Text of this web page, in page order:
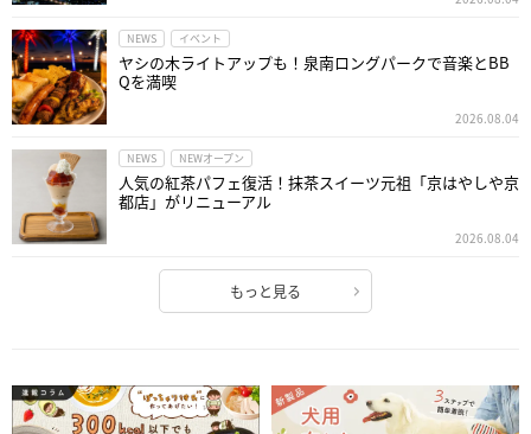
NEWS イベント
ヤシの木ライトアップも！泉南ロングパークで音楽とBB
Qを満喫
2026.08.04
NEWS NEWオープン
人気の紅茶パフェ復活！抹茶スイーツ元祖「京はやしや京
都店」がリニューアル
2026.08.04
もっと見る